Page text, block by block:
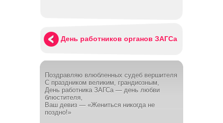
День работников органов ЗАГСа
Поздравляю влюбленных судеб вершителя
С праздником великим, грандиозным,
День работника ЗАГСа — день любви
блюстителя,
Ваш девиз — «Жениться никогда не
поздно!»